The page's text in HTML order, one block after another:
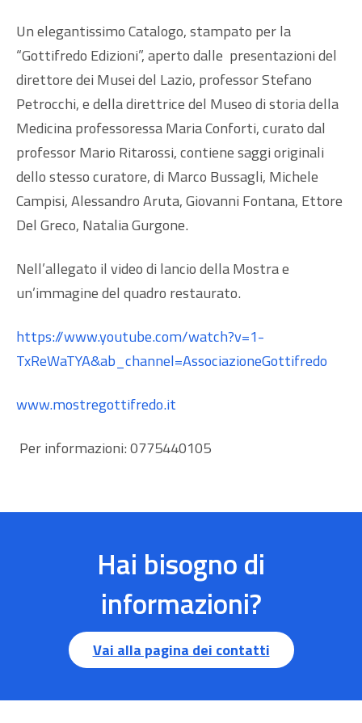
Un elegantissimo Catalogo, stampato per la
“Gottifredo Edizioni”, aperto dalle presentazioni del
direttore dei Musei del Lazio, professor Stefano
Petrocchi, e della direttrice del Museo di storia della
Medicina professoressa Maria Conforti, curato dal
professor Mario Ritarossi, contiene saggi originali
dello stesso curatore, di Marco Bussagli, Michele
Campisi, Alessandro Aruta, Giovanni Fontana, Ettore
Del Greco, Natalia Gurgone.
Nell’allegato il video di lancio della Mostra e
un’immagine del quadro restaurato.
https://www.youtube.com/watch?v=1-
TxReWaTYA&ab_channel=AssociazioneGottifredo
www.mostregottifredo.it
Per informazioni: 0775440105
Hai bisogno di
informazioni?
Vai alla pagina dei contatti